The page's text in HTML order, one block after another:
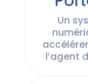
Un
l’agent